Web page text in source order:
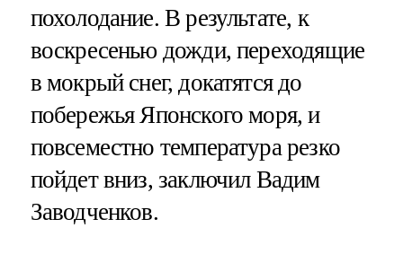
похолодание. В результате, к
воскресенью дожди, переходящие
в мокрый снег, докатятся до
побережья Японского моря, и
повсеместно температура резко
пойдет вниз, заключил Вадим
Заводченков.